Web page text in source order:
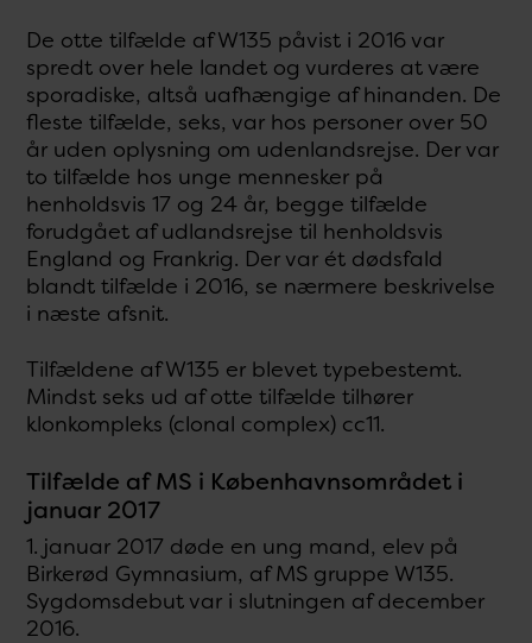
De otte tilfælde af W135 påvist i 2016 var
spredt over hele landet og vurderes at være
sporadiske, altså uafhængige af hinanden. De
fleste tilfælde, seks, var hos personer over 50
år uden oplysning om udenlandsrejse. Der var
to tilfælde hos unge mennesker på
henholdsvis 17 og 24 år, begge tilfælde
forudgået af udlandsrejse til henholdsvis
England og Frankrig. Der var ét dødsfald
blandt tilfælde i 2016, se nærmere beskrivelse
i næste afsnit.
Tilfældene af W135 er blevet typebestemt.
Mindst seks ud af otte tilfælde tilhører
klonkompleks (clonal complex) cc11.
Tilfælde af MS i Københavnsområdet i
januar 2017
1. januar 2017 døde en ung mand, elev på
Birkerød Gymnasium, af MS gruppe W135.
Sygdomsdebut var i slutningen af december
2016.